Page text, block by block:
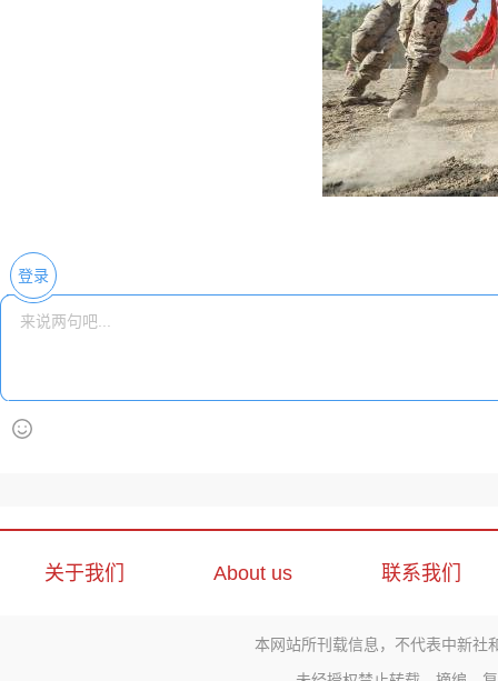
登录
关于我们 About us 联系我们
本网站所刊载信息，不代表中新社